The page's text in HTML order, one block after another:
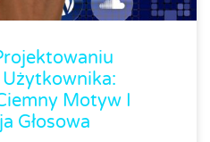
Motyw I
Głosowa